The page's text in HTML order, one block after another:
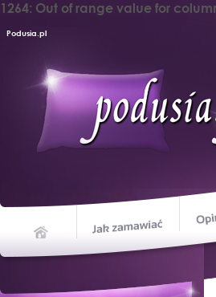
1264: Out of range value for
Podusia.pl
Jak